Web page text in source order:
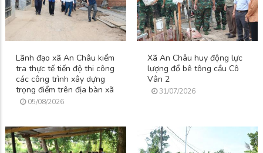
Lãnh đạo xã An Châu kiểm
tra thực tế tiến độ thi công
các công trình xây dựng
trọng điểm trên địa bàn xã
05/08/2026
Xã An Châu huy động lực
lượng đổ bê tông cầu Cô
Vân 2
31/07/2026